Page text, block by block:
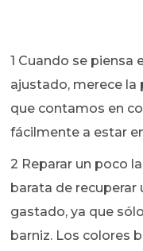
1 Cuando se piensa
ajustado, merece la
que contamos en
fácilmente a estar
2 Reparar un poco
barata de
gastado, ya que
barniz. Los colores